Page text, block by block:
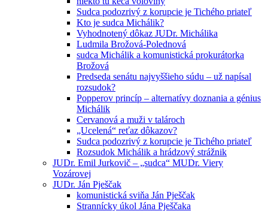
Sudca podozrivý z korupcie je Tichého priateľ
Kto je sudca Michálik?
Vyhodnotený dôkaz JUDr. Michálika
Ludmila Brožová-Polednová
sudca Michálik a komunistická prokurátorka
Brožová
Predseda senátu najvyššieho súdu – už napísal
rozsudok?
Popperov princíp – alternatívy doznania a génius
Michálik
Cervanová a muži v talároch
„Ucelená“ reťaz dôkazov?
Sudca podozrivý z korupcie je Tichého priateľ
Rozsudok Michálik a hrádzový strážnik
JUDr. Emil Jurkovič – „sudca“ MUDr. Viery
Vozárovej
JUDr. Ján Pješčak
komunistická sviňa Ján Pješčak
Strannícky úkol Jána Pješčaka